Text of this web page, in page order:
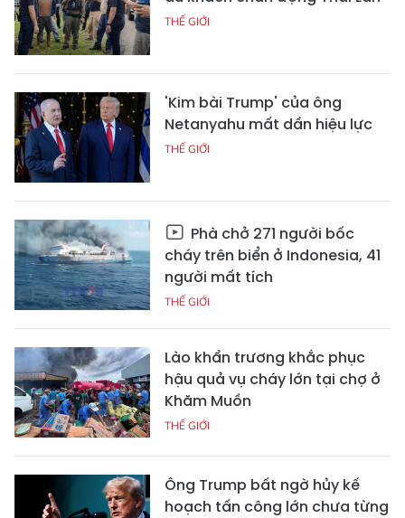
THẾ GIỚI
'Kim bài Trump' của ông
Netanyahu mất dần hiệu lực
THẾ GIỚI
Phà chở 271 người bốc
cháy trên biển ở Indonesia, 41
người mất tích
THẾ GIỚI
Lào khẩn trương khắc phục
hậu quả vụ cháy lớn tại chợ ở
Khăm Muồn
THẾ GIỚI
Ông Trump bất ngờ hủy kế
hoạch tấn công lớn chưa từng